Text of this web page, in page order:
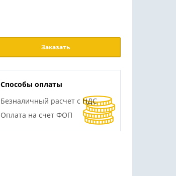
Заказать
Способы оплаты
Безналичный расчет с НДС
Оплата на счет ФОП